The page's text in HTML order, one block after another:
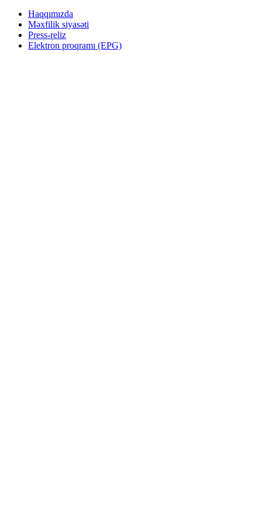
Haqqımızda
Məxfilik siyasəti
Press-reliz
Elektron proqramı (EPG)